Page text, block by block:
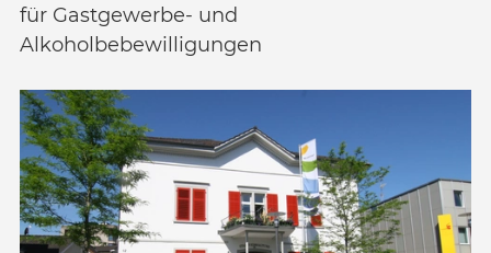
für Gastgewerbe- und
Alkoholbebewilligungen